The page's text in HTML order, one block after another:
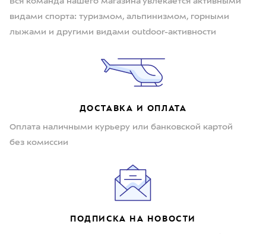
видами спорта: туризмом, альпинизмом, горными
лыжами и другими видами outdoor-активности
ДОСТАВКА И ОПЛАТА
Оплата наличными курьеру или банковской картой
без комиссии
ПОДПИСКА НА НОВОСТИ